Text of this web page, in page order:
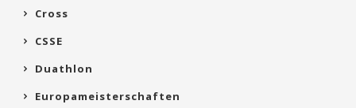
Cross
CSSE
Duathlon
Europameisterschaften